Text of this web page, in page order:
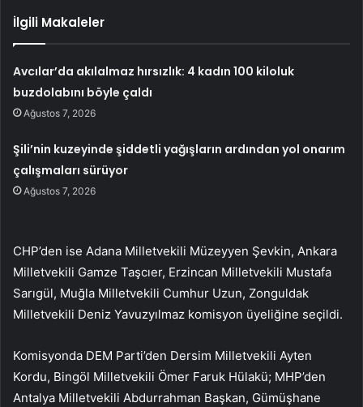
İlgili Makaleler
Avcılar’da akılalmaz hırsızlık: 4 kadın 100 kiloluk
buzdolabını böyle çaldı
Ağustos 7, 2026
Şili’nin kuzeyinde şiddetli yağışların ardından yol onarım
çalışmaları sürüyor
Ağustos 7, 2026
CHP’den ise Adana Milletvekili Müzeyyen Şevkin, Ankara
Milletvekili Gamze Taşcıer, Erzincan Milletvekili Mustafa
Sarıgül, Muğla Milletvekili Cumhur Uzun, Zonguldak
Milletvekili Deniz Yavuzyılmaz komisyon üyeliğine seçildi.
Komisyonda DEM Parti’den Dersim Milletvekili Ayten
Kordu, Bingöl Milletvekili Ömer Faruk Hülakü; MHP’den
Antalya Milletvekili Abdurrahman Başkan, Gümüşhane